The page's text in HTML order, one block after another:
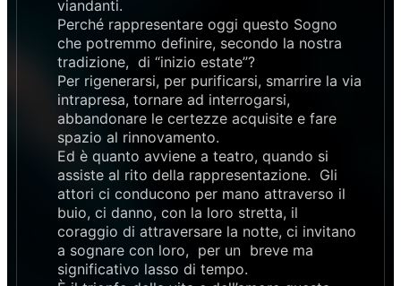
viandanti.
Perché rappresentare oggi questo Sogno
che potremmo definire, secondo la nostra
tradizione, di “inizio estate”?
Per rigenerarsi, per purificarsi, smarrire la via
intrapresa, tornare ad interrogarsi,
abbandonare le certezze acquisite e fare
spazio al rinnovamento.
Ed è quanto avviene a teatro, quando si
assiste al rito della rappresentazione. Gli
attori ci conducono per mano attraverso il
buio, ci danno, con la loro stretta, il
coraggio di attraversare la notte, ci invitano
a sognare con loro, per un breve ma
significativo lasso di tempo.